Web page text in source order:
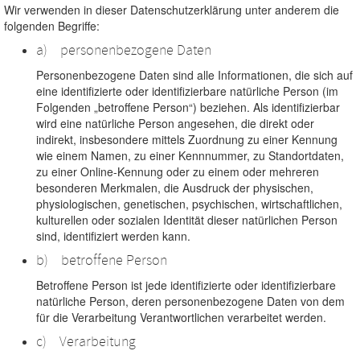
Wir verwenden in dieser Datenschutzerklärung unter anderem die
folgenden Begriffe:
a) personenbezogene Daten
Personenbezogene Daten sind alle Informationen, die sich auf
eine identifizierte oder identifizierbare natürliche Person (im
Folgenden „betroffene Person“) beziehen. Als identifizierbar
wird eine natürliche Person angesehen, die direkt oder
indirekt, insbesondere mittels Zuordnung zu einer Kennung
wie einem Namen, zu einer Kennnummer, zu Standortdaten,
zu einer Online-Kennung oder zu einem oder mehreren
besonderen Merkmalen, die Ausdruck der physischen,
physiologischen, genetischen, psychischen, wirtschaftlichen,
kulturellen oder sozialen Identität dieser natürlichen Person
sind, identifiziert werden kann.
b) betroffene Person
Betroffene Person ist jede identifizierte oder identifizierbare
natürliche Person, deren personenbezogene Daten von dem
für die Verarbeitung Verantwortlichen verarbeitet werden.
c) Verarbeitung